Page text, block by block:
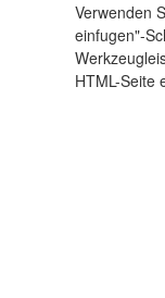
Verwenden
einfugen"-
HTML-Seite